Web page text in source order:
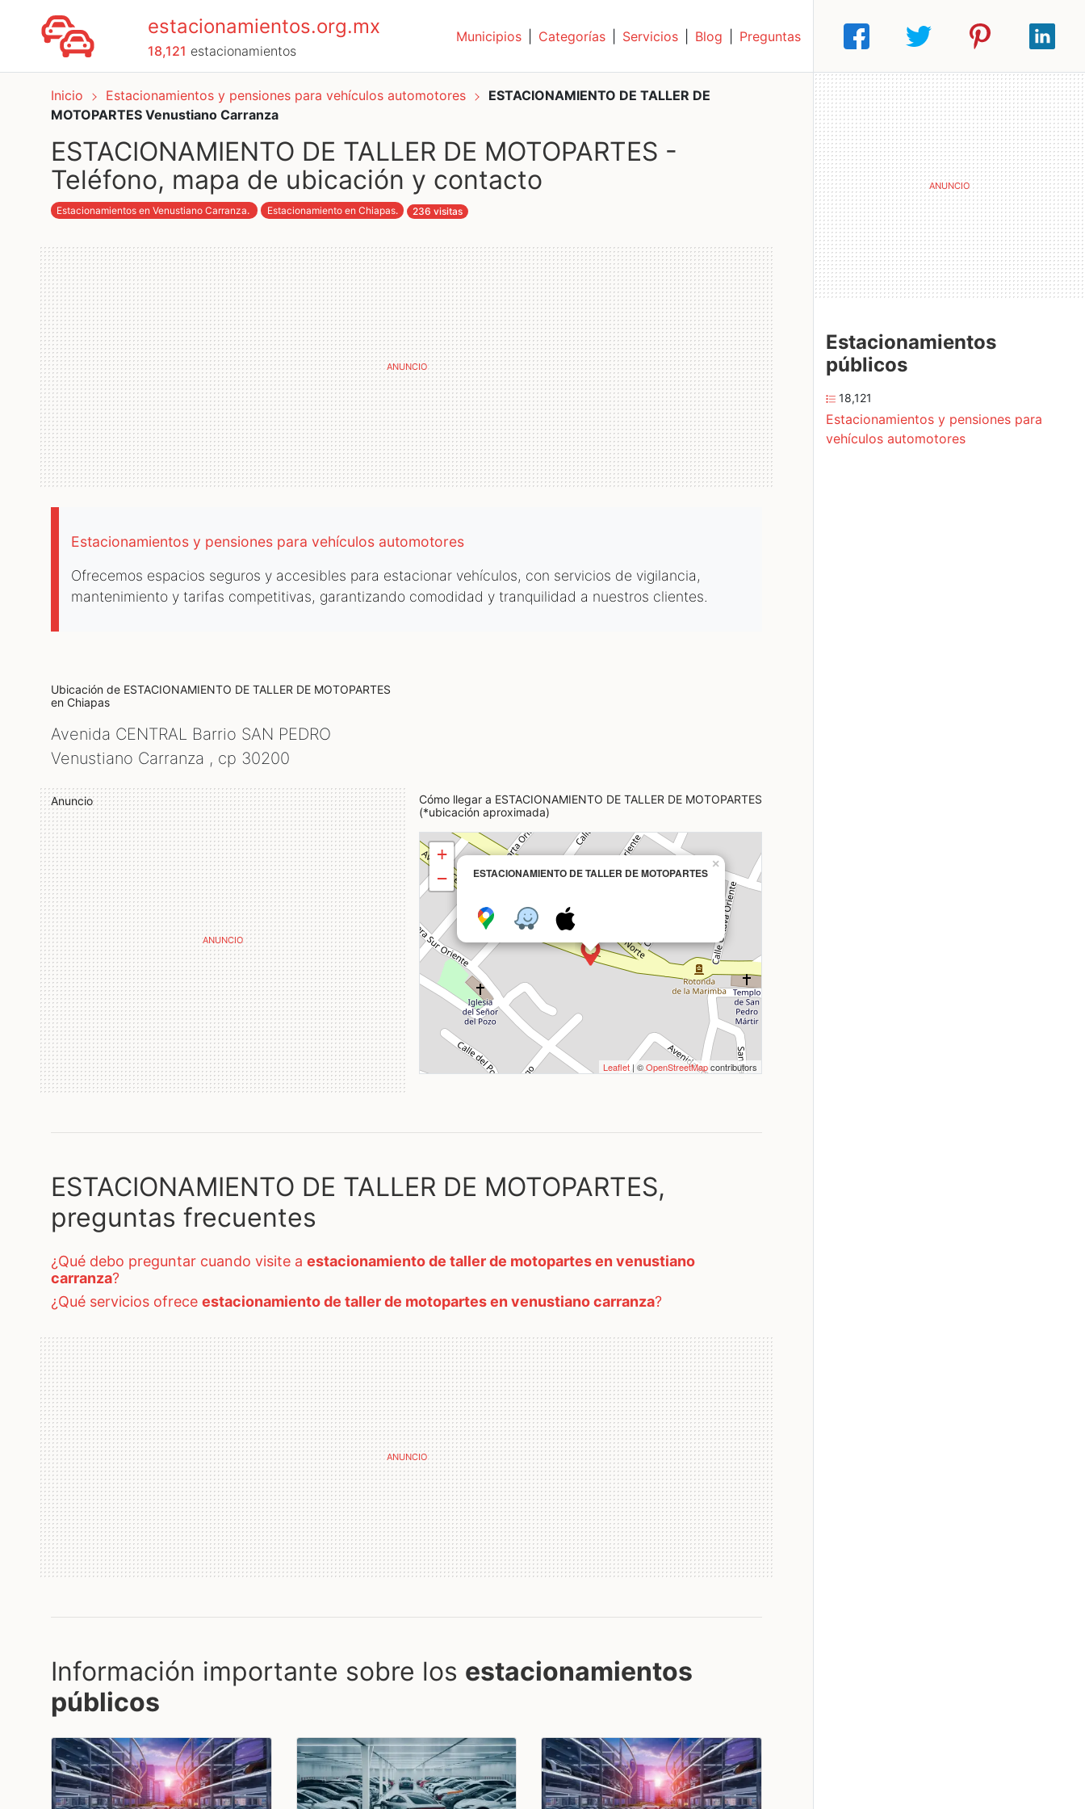
estacionamientos.org.mx
18,121 estacionamientos
Municipios Categorías Servicios Blog Preguntas
Inicio Estacionamientos y pensiones para vehículos automotores
ESTACIONAMIENTO DE TALLER DE
MOTOPARTES Venustiano Carranza
ESTACIONAMIENTO DE TALLER DE MOTOPARTES -
Teléfono, mapa de ubicación y contacto
Estacionamientos en Venustiano Carranza. Estacionamiento en Chiapas. 236 visitas
Estacionamientos y pensiones para vehículos automotores
Ofrecemos espacios seguros y accesibles para estacionar vehículos, con servicios de vigilancia,
mantenimiento y tarifas competitivas, garantizando comodidad y tranquilidad a nuestros clientes.
Ubicación de ESTACIONAMIENTO DE TALLER DE MOTOPARTES
en Chiapas
Avenida CENTRAL Barrio SAN PEDRO
Venustiano Carranza , cp 30200
Anuncio
Cómo llegar a ESTACIONAMIENTO DE TALLER DE MOTOPARTES
(*ubicación aproximada)
ESTACIONAMIENTO DE TALLER DE MOTOPARTES
×
+
−
Leaflet | ©OpenStreetMapcontributors
ESTACIONAMIENTO DE TALLER DE MOTOPARTES,
preguntas frecuentes
¿qué debo preguntar cuando visite a estacionamiento de taller de motopartes en venustiano
carranza?
¿qué servicios ofrece estacionamiento de taller de motopartes en venustiano carranza?
Información importante sobre los estacionamientos
públicos
Estacionamientos
públicos
18,121
Estacionamientos y pensiones para
vehículos automotores